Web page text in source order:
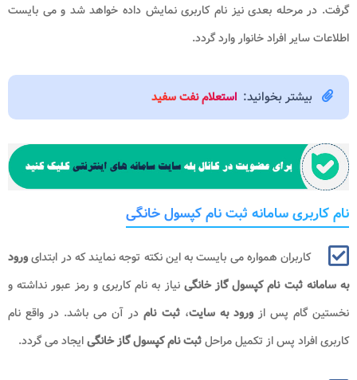
گرفت. در مرحله بعدی نیز نام کاربری نمایش داده خواهد شد و می بایست
اطلاعات سایر افراد خانوار وارد گردد.
بیشتر بخوانید: استعلام نفت سفید
نام کاربری سامانه ثبت نام کپسول خانگی
کاربران همواره می بایست به این نکته توجه نمایند که در ابتدایورود
به سامانه ثبت نام کپسول گاز خانگینیاز به نام کاربری و رمز عبور نداشته و
نخستین گام پس ازورود به سایت،ثبت نامدر آن می باشد. در واقع نام
کاربری افراد پس از تکمیل مراحلثبت نام کپسول گاز خانگیایجاد می گردد.